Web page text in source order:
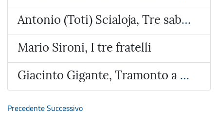
Antonio (Toti) Scialoja, Tre sabbie
Mario Sironi, I tre fratelli
Giacinto Gigante, Tramonto a Bacoli
PrecedenteSuccessivo